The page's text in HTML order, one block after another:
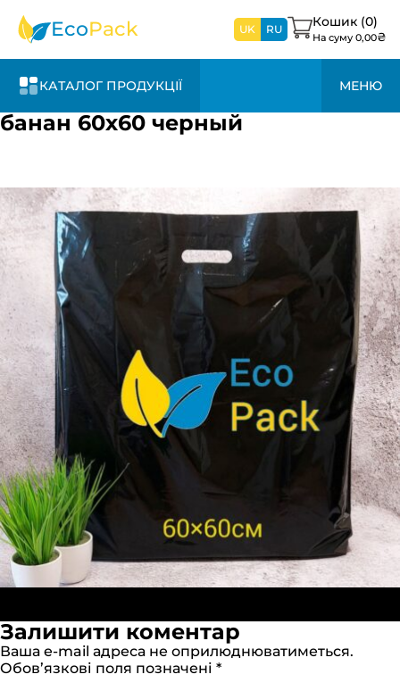
часом
EcoPack UK RU Кошик (0)
На суму 0,00₴
КАТАЛОГ ПРОДУКЦІЇ МЕНЮ
банан 60х60 черный
розмір
Залишити коментар
Ваша e-mail адреса не оприлюднюватиметься.
Обов’язкові поля позначені *